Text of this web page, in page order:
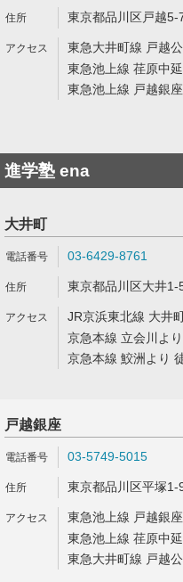
東京都品川区戸越5-
東急大井町線 戸越
東急池上線 荏原中
東急池上線 戸越銀
進学塾 ena
大井町
03-6429-8761
東京都品川区大井1-
JR京浜東北線 大井
京急本線 立会川よ
京急本線 鮫洲より
戸越銀座
03-5749-5015
東京都品川区平塚
東急池上線 戸越銀
東急池上線 荏原中
東急大井町線 戸越